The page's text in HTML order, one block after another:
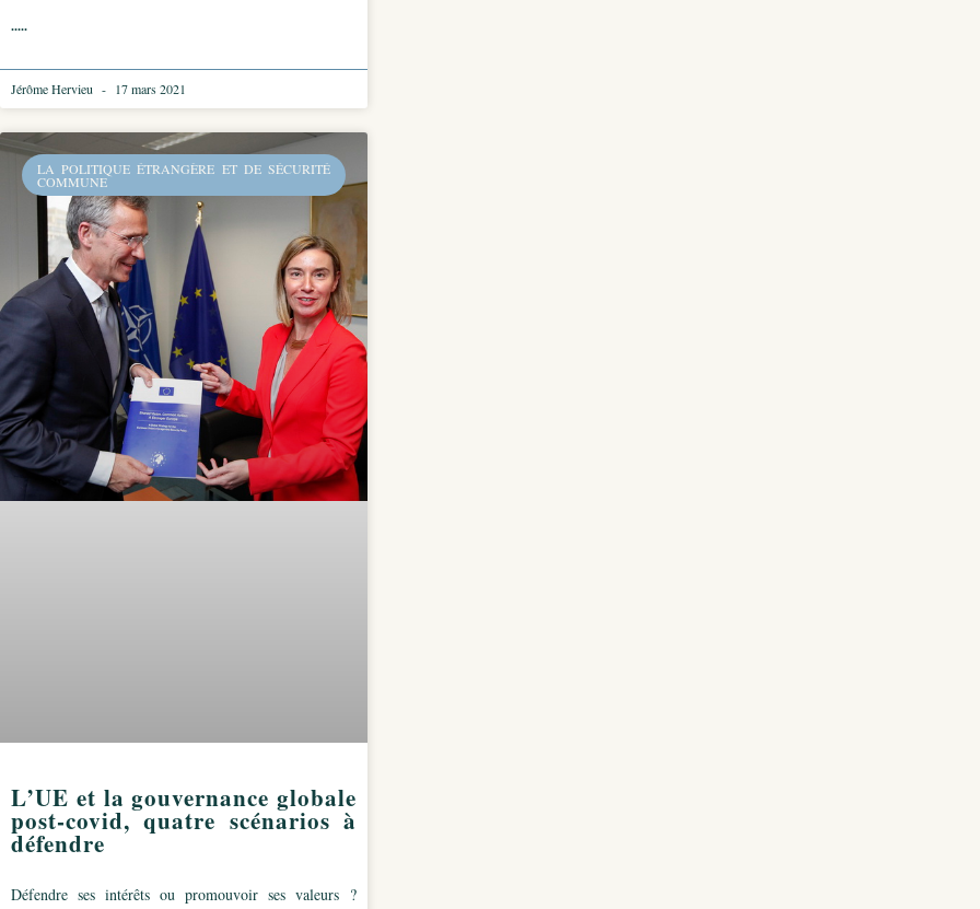
.....
Jérôme Hervieu 17 mars 2021
LA POLITIQUE ÉTRANGÈRE ET DE SÉCURITÉ
COMMUNE
L’UE et la gouvernance globale
post-covid, quatre scénarios à
défendre
Défendre ses intérêts ou promouvoir ses valeurs ?